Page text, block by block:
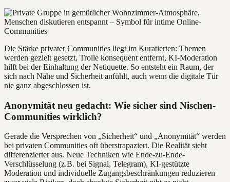
Die Stärke privater Communities liegt im Kuratierten: Themen
werden gezielt gesetzt, Trolle konsequent entfernt, KI-Moderation
hilft bei der Einhaltung der Netiquette. So entsteht ein Raum, der
sich nach Nähe und Sicherheit anfühlt, auch wenn die digitale Tür
nie ganz abgeschlossen ist.
Anonymität neu gedacht: Wie sicher sind Nischen-
Communities wirklich?
Gerade die Versprechen von „Sicherheit“ und „Anonymität“ werden
bei privaten Communities oft überstrapaziert. Die Realität sieht
differenzierter aus. Neue Techniken wie Ende-zu-Ende-
Verschlüsselung (z.B. bei Signal, Telegram), KI-gestützte
Moderation und individuelle Zugangsbeschränkungen reduzieren